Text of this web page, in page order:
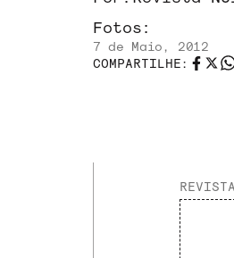
Fotos:
7 de Maio, 2012
COMPARTILHE: